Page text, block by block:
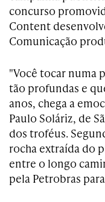
concurso
Content
Comunicação
"Você tocar numa
tão profundas e
anos, chega a
Paulo Soláriz, de
dos troféus.
rocha extraída do
entre o longo
pela Petrobras